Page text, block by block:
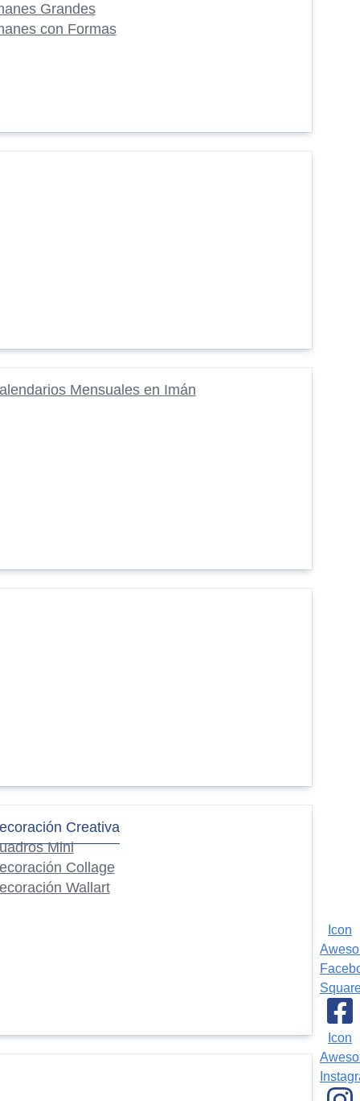
Grandes
con Formas
Mensuales en Imán
Creativa
Mini
Collage
Wallart
Icon
Icon